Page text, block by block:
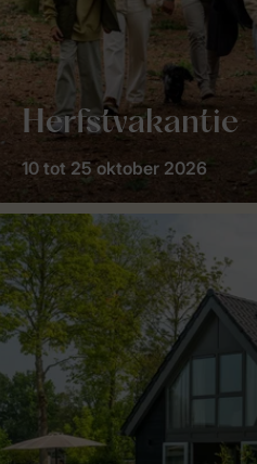
Herfstvakantie
10 tot 25 oktober 2026